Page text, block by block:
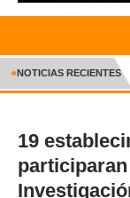
INICIO
●NOTICIAS RECIENTES
19